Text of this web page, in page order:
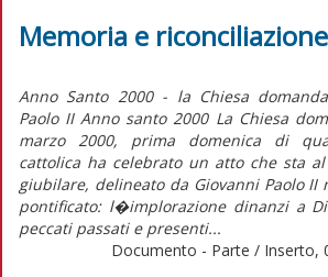
Memoria e riconciliazione
Anno Santo 2000 - la Chiesa
Paolo II Anno santo 2000 La Chiesa
marzo 2000, prima domenica di
cattolica ha celebrato un atto che sta
giubilare, delineato da Giovanni Paolo
pontificato: l�implorazione dinanzi a
peccati passati e presenti...
Documento - Parte / Inserto,